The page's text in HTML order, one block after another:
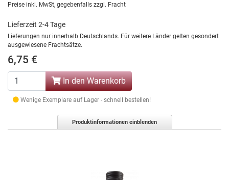
Preise inkl. MwSt, gegebenfalls zzgl. Fracht
Lieferzeit 2-4 Tage
Lieferungen nur innerhalb Deutschlands. Für weitere Länder gelten gesondert
ausgewiesene Frachtsätze.
6,75 €
In den Warenkorb
Wenige Exemplare auf Lager - schnell bestellen!
Produktinformationen einblenden